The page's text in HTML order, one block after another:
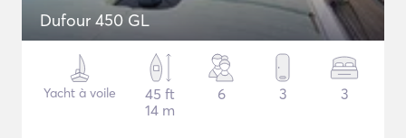
Dufour 450 GL
Yacht à voile
45 ft
14 m
6 3 3